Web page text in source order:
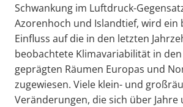
Schwankung im Luftdruck-
Azorenhoch und Islandtief, wird ein
Einfluss auf die in den letzten
beobachtete Klimavariabilität in
geprägten Räumen Europas und
zugewiesen. Viele klein- und
Veränderungen, die sich über Jahre